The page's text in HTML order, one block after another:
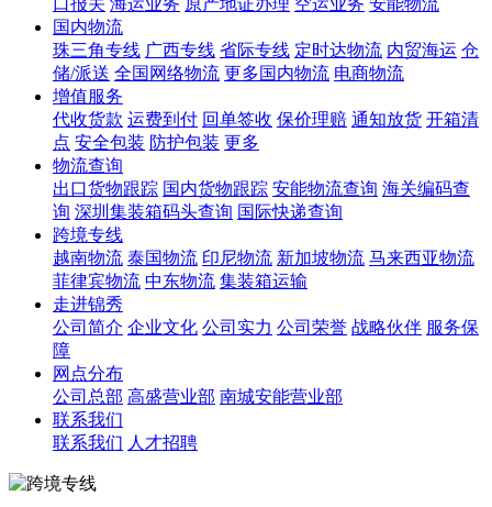
口报关 海运业务 原产地证办理 空运业务 安能物流
国内物流
珠三角专线 广西专线 省际专线 定时达物流 内贸海运 仓
储/派送 全国网络物流 更多国内物流 电商物流
增值服务
代收货款 运费到付 回单签收 保价理赔 通知放货 开箱清
点 安全包装 防护包装 更多
物流查询
出口货物跟踪 国内货物跟踪 安能物流查询 海关编码查
询 深圳集装箱码头查询 国际快递查询
跨境专线
越南物流 泰国物流 印尼物流 新加坡物流 马来西亚物流
菲律宾物流 中东物流 集装箱运输
走进锦秀
公司简介 企业文化 公司实力 公司荣誉 战略伙伴 服务保
障
网点分布
公司总部 高盛营业部 南城安能营业部
联系我们
联系我们 人才招聘